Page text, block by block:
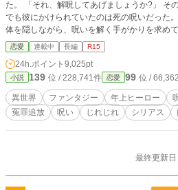
た。 「それ、解呪してあげましょうか?」 そ
でも彼にかけられていたのは死の呪いだった
体を隠しながら、呪いを解く手がかりを求め
政争が隠されているとも知らずに―― 魔術以
い感情を秘めた底が知れない最強騎士。 何も
を縮めていく旅ファンタジー。 R15は保険です。あらすじやタグは変更になる
可能性があります。 ふんわり設定の世界観な
い。 ざまぁは因果応報程度です。過剰なざま
思われます。
恋愛 連載中 長編 R15
24h.ポイント 9,025pt
小説 139 位 / 228,741件 恋愛 99 位 /
異世界 ファンタジー 年上ヒーロー
冤罪追放
呪い じれじれ シリアス
最終更新